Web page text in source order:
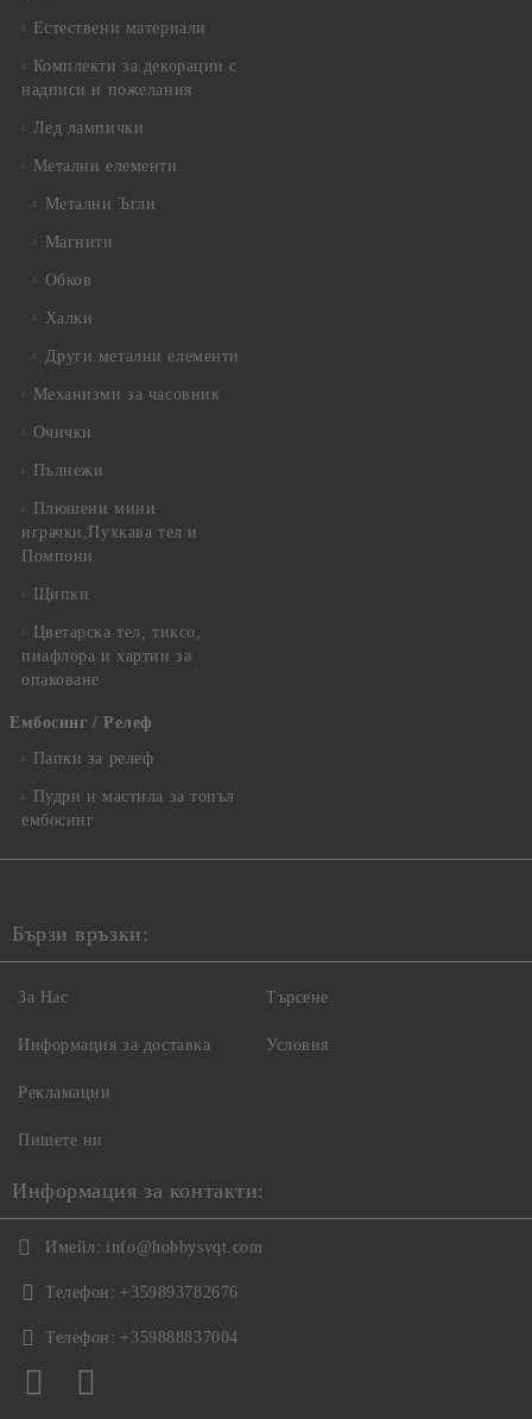
Естествени материали
Комплекти за декорации с
надписи и пожелания
Лед лампички
Метални елементи
Метални Ъгли
Магнити
Обков
Халки
Други метални елементи
Механизми за часовник
Очички
Пълнежи
Плюшени мини
играчки,Пухкава тел и
Помпони
Щипки
Цветарска тел, тиксо,
пиафлора и хартии за
опаковане
Ембосинг / Релеф
Папки за релеф
Пудри и мастила за топъл
ембосинг
Бързи връзки:
За Нас
Информация за доставка
Рекламации
Пишете ни
Търсене
Условия
Информация за контакти:
Имейл: info@hobbysvqt.com
Телефон: +359893782676
Телефон: +359888837004